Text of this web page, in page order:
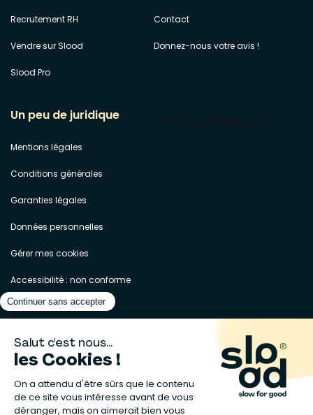
Recrutement RH
Vendre sur Slood
Slood Pro
Contact
Donnez-nous votre avis !
Un peu de juridique
Mentions légales
Conditions générales
Garanties légales
Données personnelles
Gérer mes cookies
Accessibilité : non conforme